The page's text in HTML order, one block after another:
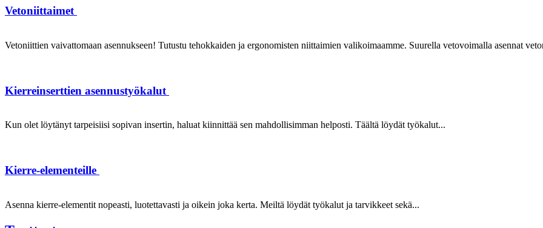
Vetoniittaimet
Vetoniittien vaivattomaan asennukseen! Tutustu tehokkaiden ja ergonomisten niittaimien valikoimaamme. Suurella vetovoimalla asennat
Kierreinserttien asennustyökalut
Kun olet löytänyt tarpeisiisi sopivan insertin, haluat kiinnittää sen mahdollisimman helposti. Täältä löydät työkalut...
Kierre-elementeille
Asenna kierre-elementit nopeasti, luotettavasti ja oikein joka kerta. Meiltä löydät työkalut ja tarvikkeet sekä...